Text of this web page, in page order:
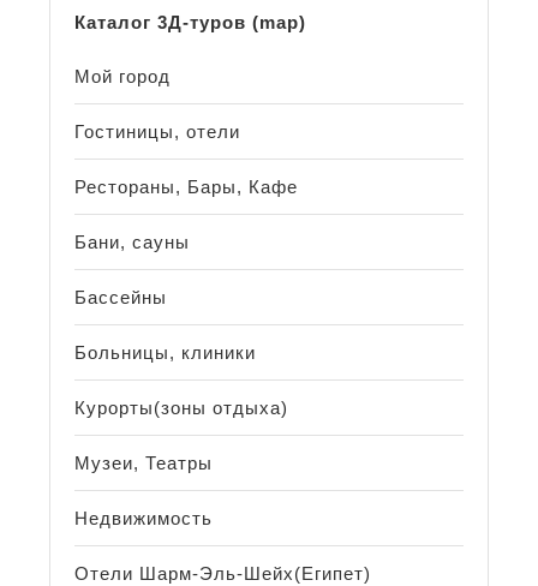
Каталог 3Д-туров (map)
Мой город
Гостиницы, отели
Рестораны, Бары, Кафе
Бани, сауны
Бассейны
Больницы, клиники
Курорты(зоны отдыха)
Музеи, Театры
Недвижимость
Отели Шарм-Эль-Шейх(Египет)